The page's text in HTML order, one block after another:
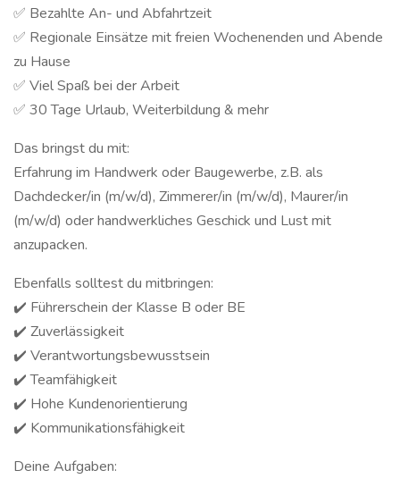
✅ Bezahlte An- und Abfahrtzeit
✅ Regionale Einsätze mit freien Wochenenden und Abende
zu Hause
✅ Viel Spaß bei der Arbeit
✅ 30 Tage Urlaub, Weiterbildung & mehr
Das bringst du mit:
Erfahrung im Handwerk oder Baugewerbe, z.B. als
Dachdecker/in (m/w/d), Zimmerer/in (m/w/d), Maurer/in
(m/w/d) oder handwerkliches Geschick und Lust mit
anzupacken.
Ebenfalls solltest du mitbringen:
✔️ Führerschein der Klasse B oder BE
✔️ Zuverlässigkeit
✔️ Verantwortungsbewusstsein
✔️ Teamfähigkeit
✔️ Hohe Kundenorientierung
✔️ Kommunikationsfähigkeit
Deine Aufgaben: